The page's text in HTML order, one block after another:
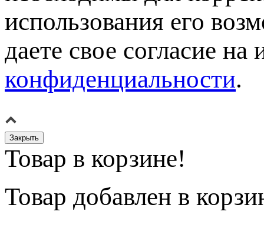
использования его
даете свое согласие
конфиденциальности.
Закрыть
Товар в корзине!
Товар добавлен в